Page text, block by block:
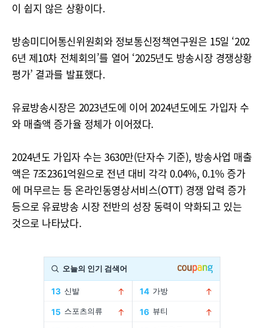
이 쉽지 않은 상황이다.
방송미디어통신위원회와 정보통신정책연구원은 15일 ‘202
6년 제10차 전체회의’를 열어 ‘2025년도 방송시장 경쟁상황
평가’ 결과를 발표했다.
유료방송시장은 2023년도에 이어 2024년도에도 가입자 수
와 매출액 증가율 정체가 이어졌다.
2024년도 가입자 수는 3630만(단자수 기준), 방송사업 매출
액은 7조2361억원으로 전년 대비 각각 0.04%, 0.1% 증가
에 머무르는 등 온라인동영상서비스(OTT) 경쟁 압력 증가
등으로 유료방송 시장 전반의 성장 동력이 약화되고 있는
것으로 나타났다.